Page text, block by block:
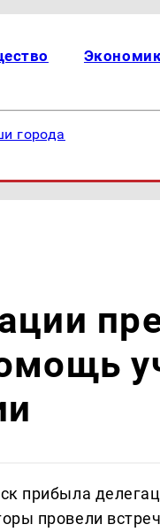
города
прибыла
провели